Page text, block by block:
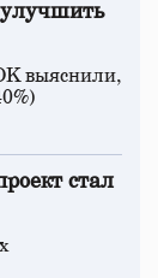
улучшить
выяснили,
стал